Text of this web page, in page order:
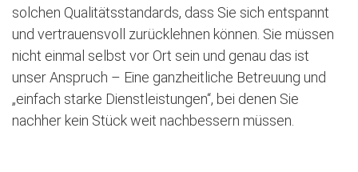
solchen Qualitätsstandards, dass Sie sich entspannt
und vertrauensvoll zurücklehnen können. Sie müssen
nicht einmal selbst vor Ort sein und genau das ist
unser Anspruch – Eine ganzheitliche Betreuung und
„einfach starke Dienstleistungen“, bei denen Sie
nachher kein Stück weit nachbessern müssen.